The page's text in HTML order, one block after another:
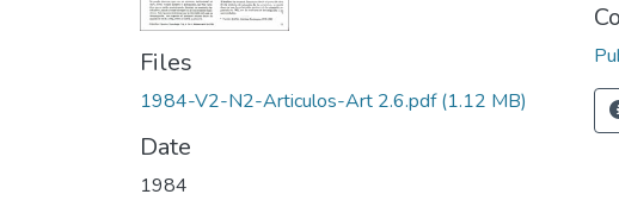
Files
1984-V2-N2-Articulos-Art 2.6.pdf(1.12 MB)
Date
1984